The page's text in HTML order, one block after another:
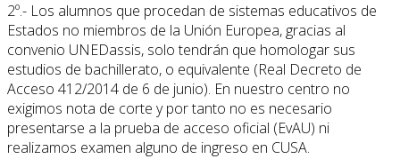
2º.- Los alumnos que procedan de sistemas educativos de
Estados no miembros de la Unión Europea, gracias al
convenio UNEDassis, solo tendrán que homologar sus
estudios de bachillerato, o equivalente (Real Decreto de
Acceso 412/2014 de 6 de junio). En nuestro centro no
exigimos nota de corte y por tanto no es necesario
presentarse a la prueba de acceso oficial (EvAU) ni
realizamos examen alguno de ingreso en CUSA.